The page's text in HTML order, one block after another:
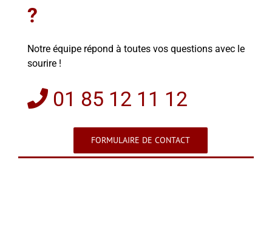
?
Notre équipe répond à toutes vos questions avec le
sourire !
01 85 12 11 12
FORMULAIRE DE CONTACT